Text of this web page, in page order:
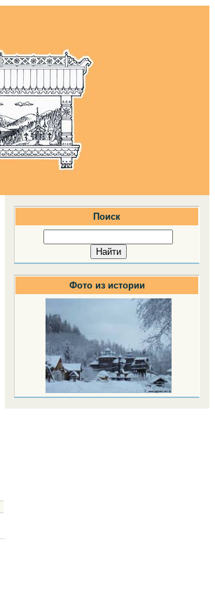
Поиск
Фото из истории